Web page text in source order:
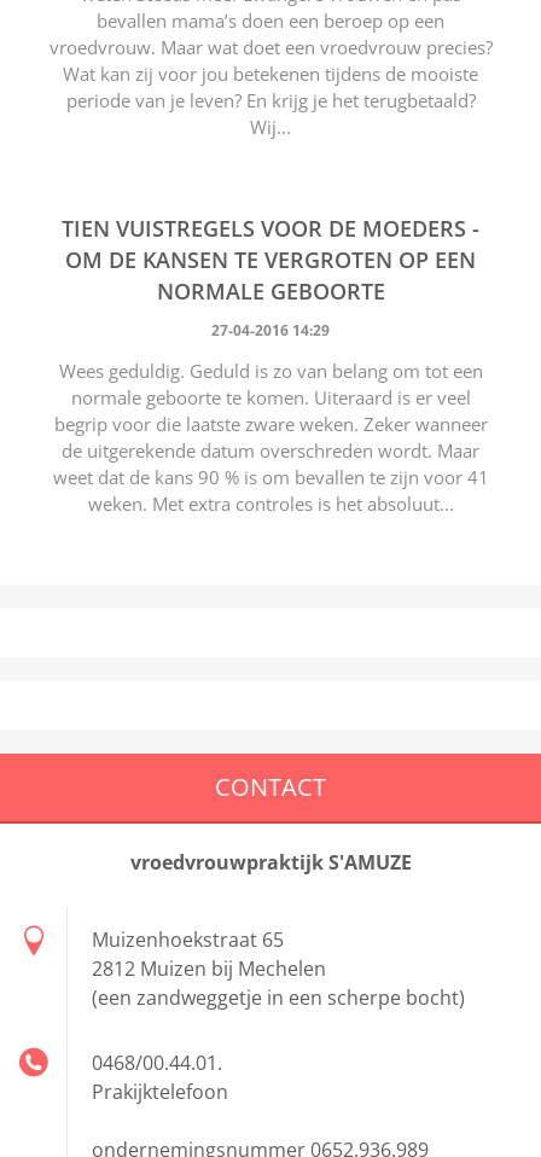
bevallen mama’s doen een beroep op een
vroedvrouw. Maar wat doet een vroedvrouw precies?
Wat kan zij voor jou betekenen tijdens de mooiste
periode van je leven? En krijg je het terugbetaald?
Wij...
TIEN VUISTREGELS VOOR DE MOEDERS -
OM DE KANSEN TE VERGROTEN OP EEN
NORMALE GEBOORTE
27-04-2016 14:29
Wees geduldig. Geduld is zo van belang om tot een
normale geboorte te komen. Uiteraard is er veel
begrip voor die laatste zware weken. Zeker wanneer
de uitgerekende datum overschreden wordt. Maar
weet dat de kans 90 % is om bevallen te zijn voor 41
weken. Met extra controles is het absoluut...
CONTACT
vroedvrouwpraktijk S'AMUZE
Muizenhoekstraat 65
2812 Muizen bij Mechelen
(een zandweggetje in een scherpe bocht)
0468/00.44.01.
Prakijktelefoon
ondernemingsnummer 0652.936.989